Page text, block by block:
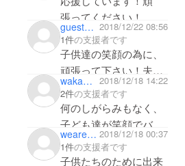
張ってください！
guest63f887b702 2018/12/22 08:56
1件の支援者です
子供達の笑顔の為に、
頑張って下さい！夫婦
ともども応援してま
す！！
wakawakako 2018/12/18 14:22
2件の支援者です
何のしがらみもなく、
子ども達が笑顔でバス
ケができますように…
夫婦で応援してます。
wearereds 2018/12/18 00:37
1件の支援者です
子供たちのために出来